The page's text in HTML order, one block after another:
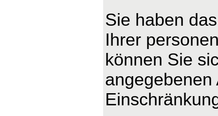
Sie haben
Ihrer
können Sie